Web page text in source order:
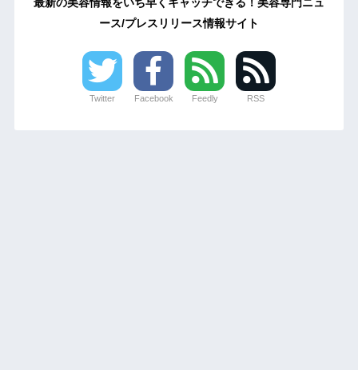
ース/プレスリリース情報サイト
Twitter Facebook Feedly RSS